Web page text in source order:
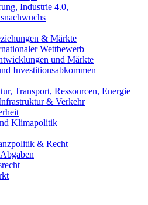
Industrie 4.0,
& Märkte
Wettbewerb
und Märkte
Investitionsabkommen
Transport, Ressourcen, Energie
& Verkehr
Klimapolitik
& Recht